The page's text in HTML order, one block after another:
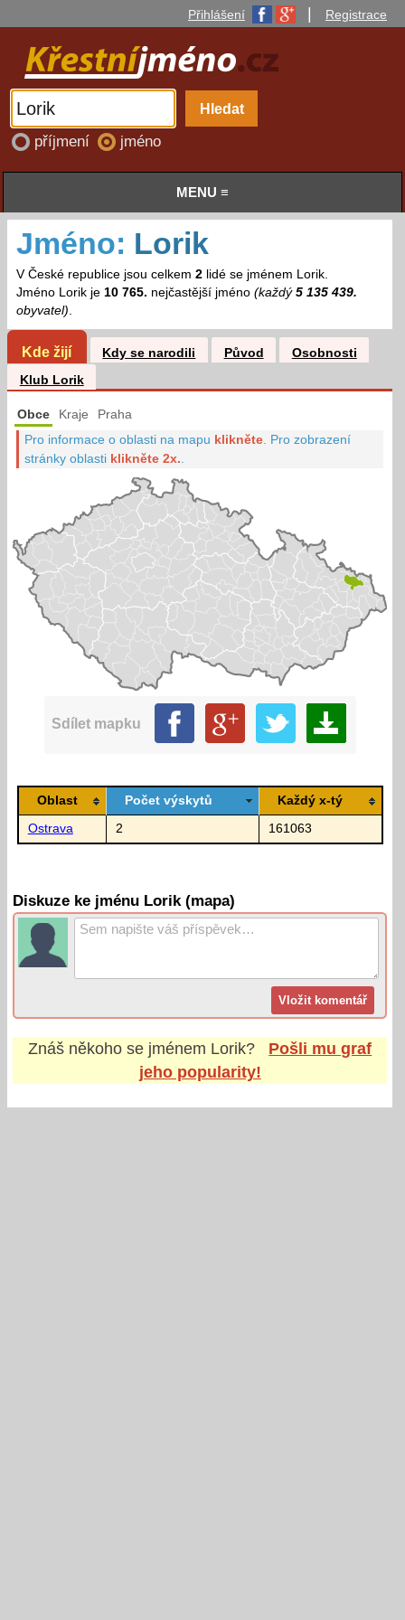
Přihlášení Registrace
příjmení jméno
MENU ≡
Jméno: Lorik
V České republice jsou celkem 2lidé se jménem Lorik.
Jméno Lorik je 10 765. nejčastější jméno (každý 5 135 439.
obyvatel).
Kde žijí Kdy se narodili Původ
Osobnosti
Klub Lorik
Obce Kraje Praha
Pro informace o oblasti na mapu klikněte Pro zobrazení
stránky oblasti klikněte 2x.
Sdílet mapku
Oblast Počet výskytů Každý x-tý
Ostrava 2 161063
Diskuze ke jménu Lorik (mapa)
Znáš někoho se jménem Lorik?
Pošli mu graf
jeho popularity!